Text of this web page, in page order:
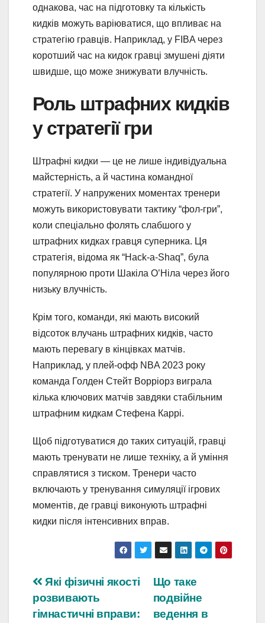
однакова, час на підготовку та кількість
кидків можуть варіюватися, що впливає на
стратегію гравців. Наприклад, у FIBA через
коротший час на кидок гравці змушені діяти
швидше, що може знижувати влучність.
Роль штрафних кидків
у стратегії гри
Штрафні кидки — це не лише індивідуальна
майстерність, а й частина командної
стратегії. У напружених моментах тренери
можуть використовувати тактику “фол-гри”,
коли спеціально фолять слабшого у
штрафних кидках гравця суперника. Ця
стратегія, відома як “Hack-a-Shaq”, була
популярною проти Шакіла О’Ніла через його
низьку влучність.
Крім того, команди, які мають високий
відсоток влучань штрафних кидків, часто
мають перевагу в кінцівках матчів.
Наприклад, у плей-офф NBA 2023 року
команда Голден Стейт Ворріорз виграла
кілька ключових матчів завдяки стабільним
штрафним кидкам Стефена Каррі.
Щоб підготуватися до таких ситуацій, гравці
мають тренувати не лише техніку, а й уміння
справлятися з тиском. Тренери часто
включають у тренування симуляції ігрових
моментів, де гравці виконують штрафні
кидки після інтенсивних вправ.
Навігація
записів
Що таке
подвійне
ведення в
Які фізичні якості
розвивають
гімнастичні вправи: